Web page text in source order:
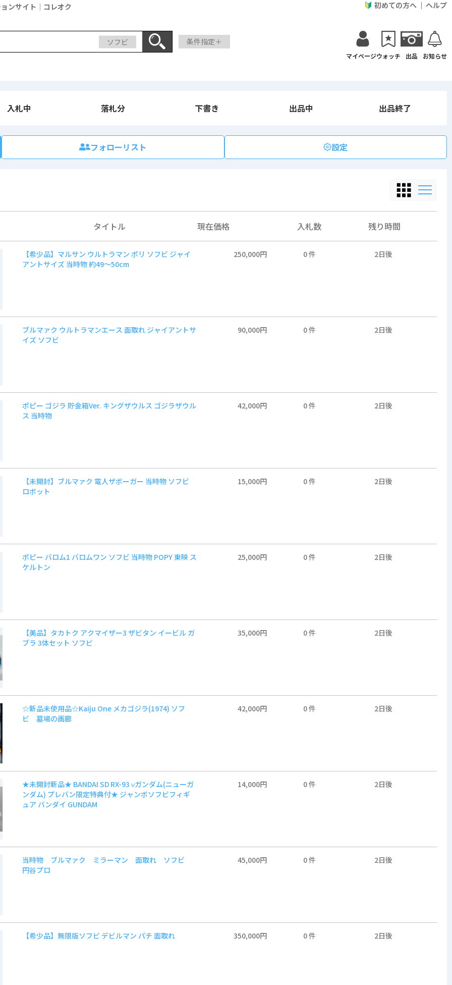
ンサイト｜コレオク 初めての方へ ヘルプ
ソフビ 条件指定＋
マイページウォッチ 出品 お知らせ
入札中 落札分 下書き 出品中 出品終了
フォローリスト 設定
タイトル 現在価格 入札数 残り時間
【希少品】マルサン ウルトラマン ポリ ソフビ ジャイ
アントサイズ 当時物 約49〜50cm
250,000円 0 件 2日後
ブルマァク ウルトラマンエース 面取れ ジャイアントサ
イズ ソフビ
90,000円 0 件 2日後
ポピー ゴジラ 貯金箱Ver. キングザウルス ゴジラザウル
ス 当時物
42,000円 0 件 2日後
【未開封】ブルマァク 電人ザボーガー 当時物 ソフビ
ロボット
15,000円 0 件 2日後
ポピー バロム1 バロムワン ソフビ 当時物 POPY 東映 ス
ケルトン
25,000円 0 件 2日後
【美品】タカトク アクマイザー3 ザビタン イービル ガ
ブラ 3体セット ソフビ
35,000円 0 件 2日後
☆新品未使用品☆Kaiju One メカゴジラ(1974) ソフ
ビ 墓場の画廊
42,000円 0 件 2日後
★未開封新品★ BANDAI SD RX-93 νガンダム(ニューガ
ンダム) プレバン限定特典付★ ジャンボソフビフィギ
ュア バンダイ GUNDAM
14,000円 0 件 2日後
当時物 ブルマァク ミラーマン 面取れ ソフビ
円谷プロ
45,000円 0 件 2日後
【希少品】無限版ソフビ デビルマン パチ 面取れ 350,000円 0 件 2日後